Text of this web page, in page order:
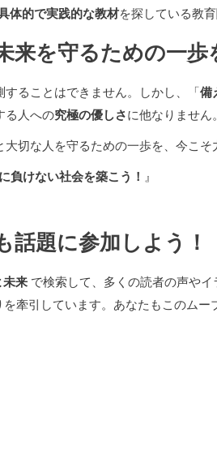
体的で実践的な教材を探している教育
来を守るための一歩
ることはできません。しかし、「 備
る人への究極の優しさに他なりません。
切な人を守るための一歩を、今こそ
負けない社会を築こう！ 』
話題に参加しよう！
未来 で検索して、多くの読者の声や
牽引しています。あなたもこのム